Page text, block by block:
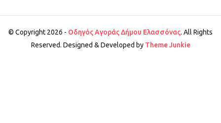
© Copyright 2026 - Οδηγός Αγοράς Δήμου Ελασσόνας. All Rights
Reserved. Designed & Developed by Theme Junkie